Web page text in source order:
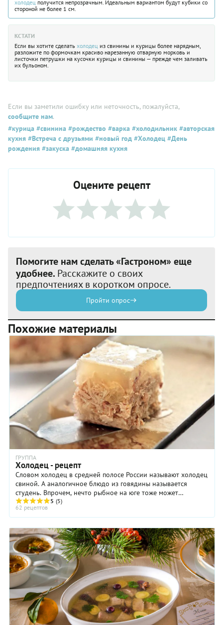
холодец получится непрозрачным. Идеальным вариантом будут кубики со
стороной не более 1 см.
КСТАТИ
Если вы хотите сделать холодец из свинины и курицы более нарядным,
разложите по формочкам красиво нарезанную отварную морковь и
листочки петрушки на кусочки курицы и свинины — прежде чем заливать
их бульоном.
Если вы заметили ошибку или неточность, пожалуйста,
сообщите нам.
#курица #свинина #рождество #варка #холодильник #авторская
кухня #Встреча с друзьями #новый год #Холодец #День
рождения #закуска #домашняя кухня
Оцените рецепт
Помогите нам сделать «Гастроном» еще
удобнее. Расскажите о своих
предпочтениях в коротком опросе.
Пройти опрос
Похожие материалы
ГРУППА
Холодец - рецепт
Словом холодец в средней полосе России называют холодец
свиной. А аналогичное блюдо из говядины называется
студень. Впрочем, нечто рыбное на юге тоже может
именоваться холодцом. То есть чёткой грани ...
5 (5)
62 рецептов